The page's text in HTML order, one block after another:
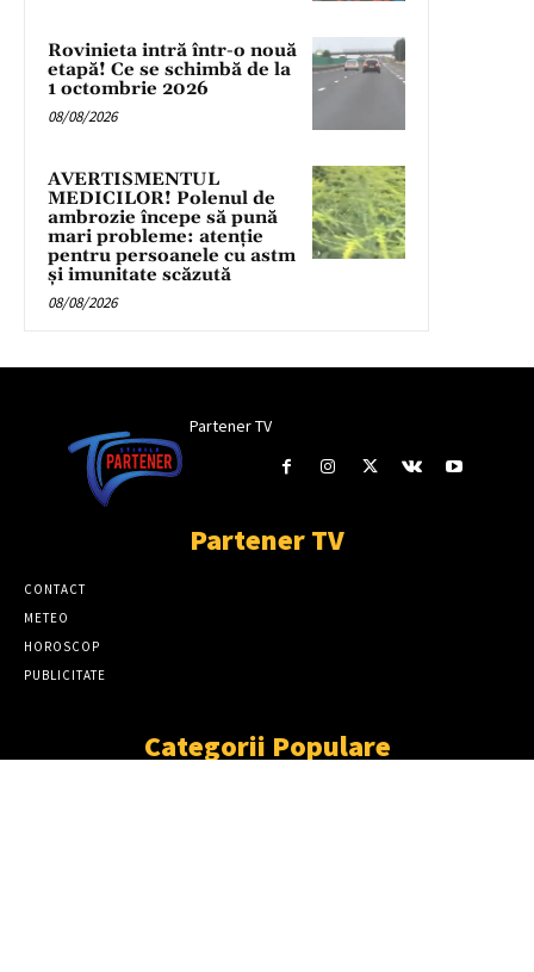
Rovinieta intră într-o nouă
etapă! Ce se schimbă de la
1 octombrie 2026
08/08/2026
AVERTISMENTUL
MEDICILOR! Polenul de
ambrozie începe să pună
mari probleme: atenție
pentru persoanele cu astm
și imunitate scăzută
08/08/2026
Partener TV
Partener TV
CONTACT
METEO
HOROSCOP
PUBLICITATE
Categorii Populare